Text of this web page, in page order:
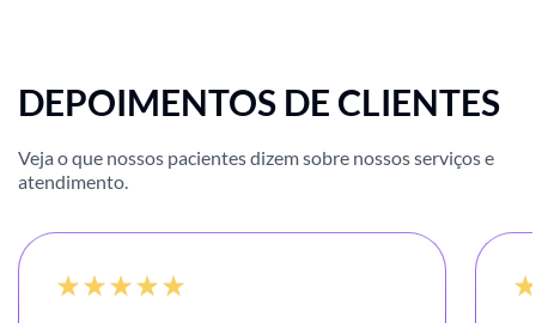
DEPOIMENTOS DE CLIENTES
Veja o que nossos pacientes dizem sobre nossos serviços e
atendimento.